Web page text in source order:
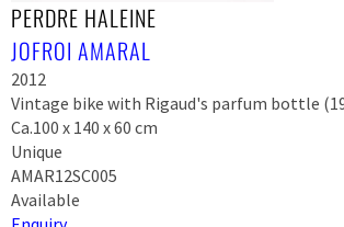
PERDRE HALEINE
JOFROI AMARAL
2012
Vintage bike with Rigaud's parfum bottle
Ca.100 x 140 x 60 cm
Unique
AMAR12SC005
Available